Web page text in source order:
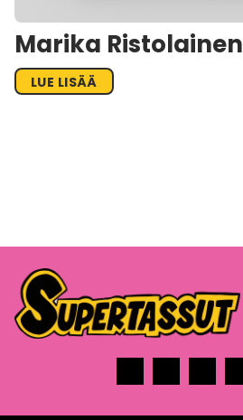
Marika Ristolainen
LUE LISÄÄ